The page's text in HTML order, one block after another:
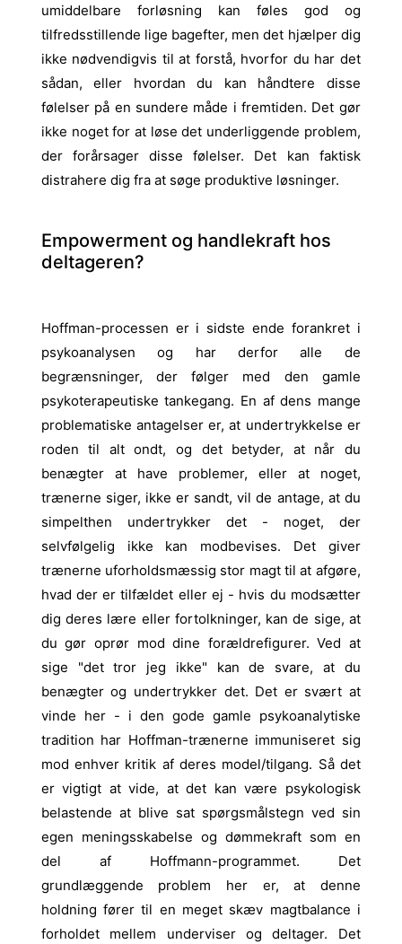
umiddelbare forløsning kan føles god og
tilfredsstillende lige bagefter, men det hjælper dig
ikke nødvendigvis til at forstå, hvorfor du har det
sådan, eller hvordan du kan håndtere disse
følelser på en sundere måde i fremtiden. Det gør
ikke noget for at løse det underliggende problem,
der forårsager disse følelser. Det kan faktisk
distrahere dig fra at søge produktive løsninger.
Empowerment og handlekraft hos
deltageren?
Hoffman-processen er i sidste ende forankret i
psykoanalysen og har derfor alle de
begrænsninger, der følger med den gamle
psykoterapeutiske tankegang. En af dens mange
problematiske antagelser er, at undertrykkelse er
roden til alt ondt, og det betyder, at når du
benægter at have problemer, eller at noget,
trænerne siger, ikke er sandt, vil de antage, at du
simpelthen undertrykker det - noget, der
selvfølgelig ikke kan modbevises. Det giver
trænerne uforholdsmæssig stor magt til at afgøre,
hvad der er tilfældet eller ej - hvis du modsætter
dig deres lære eller fortolkninger, kan de sige, at
du gør oprør mod dine forældrefigurer. Ved at
sige "det tror jeg ikke" kan de svare, at du
benægter og undertrykker det. Det er svært at
vinde her - i den gode gamle psykoanalytiske
tradition har Hoffman-trænerne immuniseret sig
mod enhver kritik af deres model/tilgang. Så det
er vigtigt at vide, at det kan være psykologisk
belastende at blive sat spørgsmålstegn ved sin
egen meningsskabelse og dømmekraft som en
del af Hoffmann-programmet. Det
grundlæggende problem her er, at denne
holdning fører til en meget skæv magtbalance i
forholdet mellem underviser og deltager. Det